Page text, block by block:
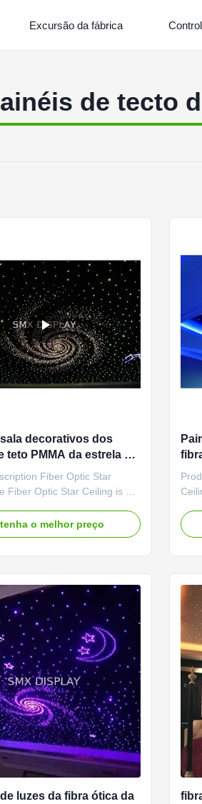
Excursão da fábrica
de tecto
decorativos dos
teto PMMA da estrela da
0.75mmFiber Optic Star
Fiber Optic Star Ceiling is a
onto an existing ceiling
screws or install on the keel
o melhor preço
luzes da fibra ótica da